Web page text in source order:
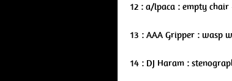
12 : a/lpaca : empty
13 : AAA Gripper : wasp
14 : DJ Haram :